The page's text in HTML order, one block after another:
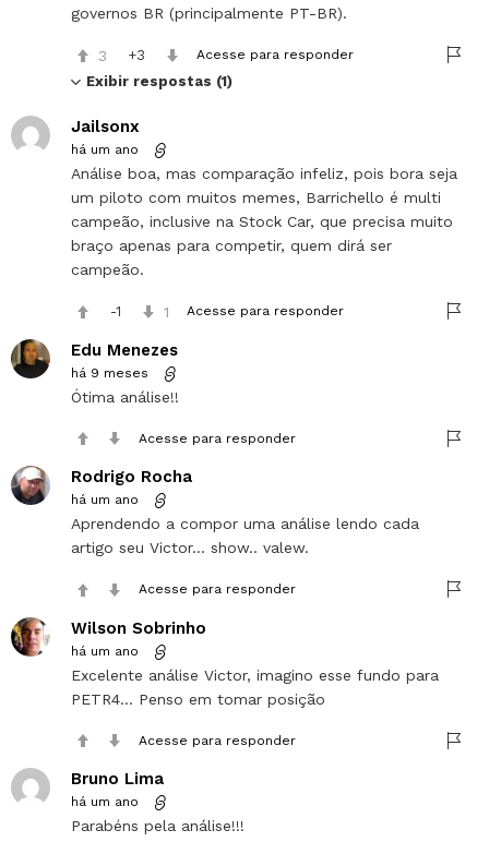
governos BR (principalmente PT-BR).
3 3 Acesse para responder
Exibir respostas (1)
Jailsonx
há um ano
Análise boa, mas comparação infeliz, pois bora seja
um piloto com muitos memes, Barrichello é multi
campeão, inclusive na Stock Car, que precisa muito
braço apenas para competir, quem dirá ser
campeão.
-1 1 Acesse para responder
Edu Menezes
há 9 meses
Ótima análise!!
Acesse para responder
Rodrigo Rocha
há um ano
Aprendendo a compor uma análise lendo cada
artigo seu Victor… show.. valew.
Acesse para responder
Wilson Sobrinho
há um ano
Excelente análise Victor, imagino esse fundo para
PETR4… Penso em tomar posição
Acesse para responder
Bruno Lima
há um ano
Parabéns pela análise!!!